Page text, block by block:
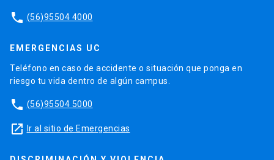
phone (56)95504 4000
EMERGENCIAS UC
Teléfono en caso de accidente o situación que ponga en
riesgo tu vida dentro de algún campus.
phone (56)95504 5000
launch Ir al sitio de Emergencias